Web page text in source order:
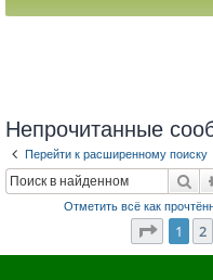
Непрочитанные
Перейти к расширенному поиску
Отметить всё как
1 2